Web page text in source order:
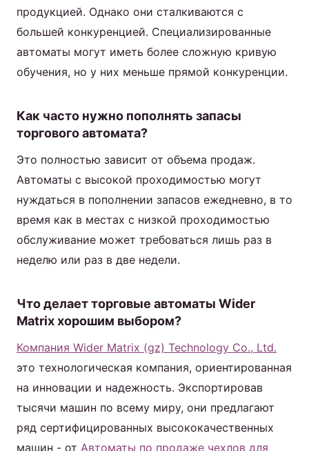
продукцией. Однако они сталкиваются с
большей конкуренцией. Специализированные
автоматы могут иметь более сложную кривую
обучения, но у них меньше прямой конкуренции.
Как часто нужно пополнять запасы
торгового автомата?
Это полностью зависит от объема продаж.
Автоматы с высокой проходимостью могут
нуждаться в пополнении запасов ежедневно, в то
время как в местах с низкой проходимостью
обслуживание может требоваться лишь раз в
неделю или раз в две недели.
Что делает торговые автоматы Wider
Matrix хорошим выбором?
Компания Wider Matrix (gz) Technology Co., Ltd.
это технологическая компания, ориентированная
на инновации и надежность. Экспортировав
тысячи машин по всему миру, они предлагают
ряд сертифицированных высококачественных
машин - от Автоматы по продаже чехлов для